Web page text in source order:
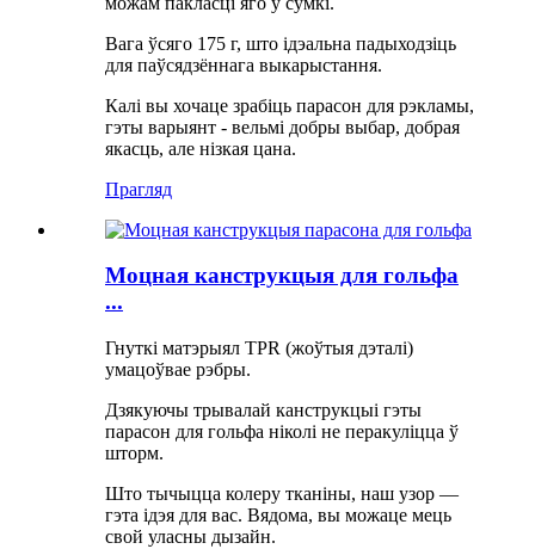
Вага ўсяго 175 г, што ідэальна падыходзіць
для паўсядзённага выкарыстання.
Калі вы хочаце зрабіць парасон для рэкламы,
гэты варыянт - вельмі добры выбар, добрая
якасць, але нізкая цана.
Прагляд
Моцная канструкцыя для гольфа
...
Гнуткі матэрыял TPR (жоўтыя дэталі)
умацоўвае рэбры.
Дзякуючы трывалай канструкцыі гэты
парасон для гольфа ніколі не перакуліцца ў
шторм.
Што тычыцца колеру тканіны, наш узор —
гэта ідэя для вас. Вядома, вы можаце мець
свой уласны дызайн.